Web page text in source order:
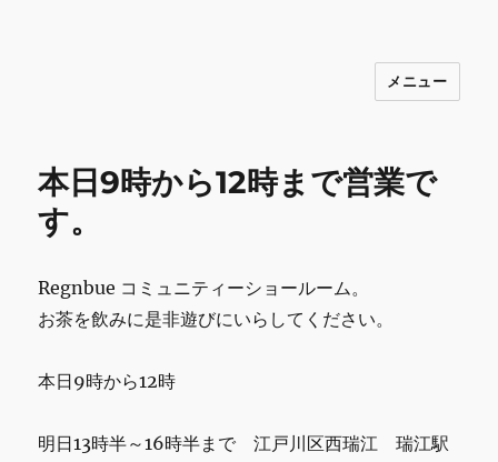
INNOCENCE ～日常に彩りを～ フ
物 etc販売 江戸川区瑞江
メニュー
本日9時から12時まで営業で
す。
Regnbue コミュニティーショールーム。
お茶を飲みに是非遊びにいらしてください。
本日9時から12時
明日13時半～16時半まで 江戸川区西瑞江 瑞江駅